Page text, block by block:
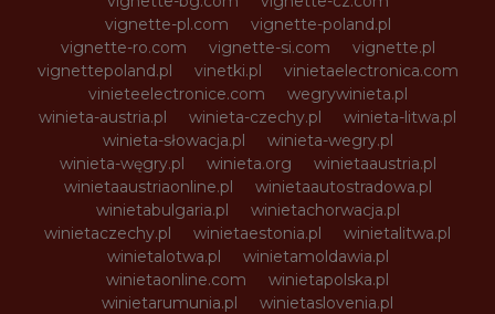
vignette-pl.com
vignette-poland.pl
vignette-ro.com
vignette-si.com
vignette.pl
vignettepoland.pl
vinetki.pl
vinietaelectronica.com
vinieteelectronice.com
wegrywinieta.pl
winieta-austria.pl
winieta-czechy.pl
winieta-litwa.pl
winieta-słowacja.pl
winieta-wegry.pl
winieta-węgry.pl
winieta.org
winietaaustria.pl
winietaaustriaonline.pl
winietaautostradowa.pl
winietabulgaria.pl
winietachorwacja.pl
winietaczechy.pl
winietaestonia.pl
winietalitwa.pl
winietalotwa.pl
winietamoldawia.pl
winietaonline.com
winietapolska.pl
winietarumunia.pl
winietaslovenia.pl